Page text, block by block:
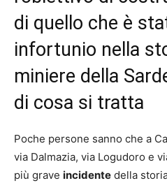
di quello che è
infortunio nella
miniere della
di cosa si tratta
Poche persone sanno che a
via Dalmazia, via Logudoro e
più grave incidente della